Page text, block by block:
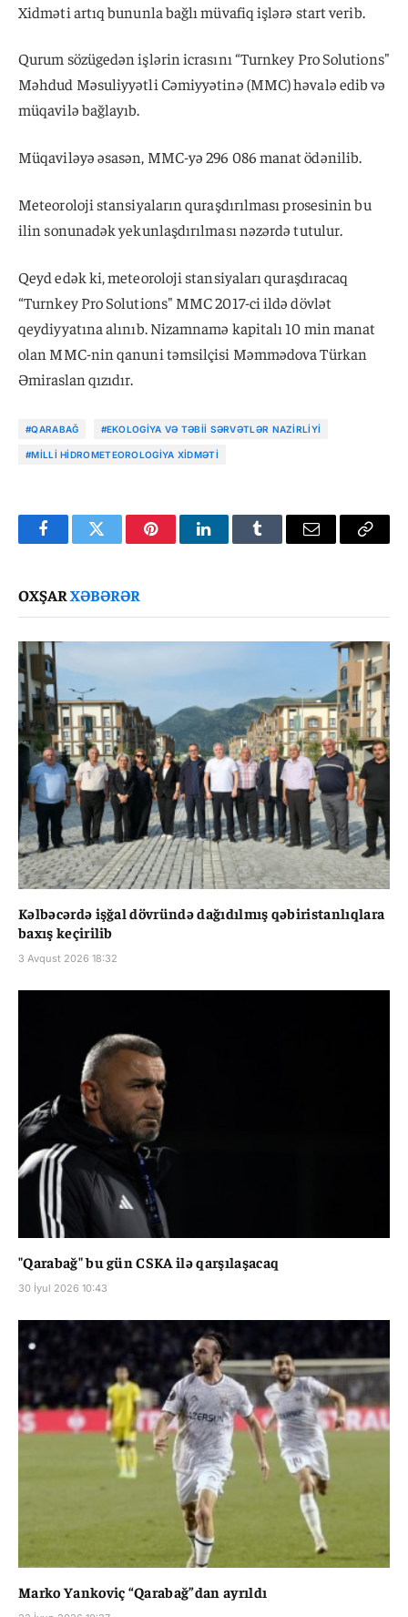
Xidməti artıq bununla bağlı müvafiq işlərə start verib.
Qurum sözügedən işlərin icrasını “Turnkey Pro Solutions"
Məhdud Məsuliyyətli Cəmiyyətinə (MMC) həvalə edib və
müqavilə bağlayıb.
Müqaviləyə əsasən, MMC-yə 296 086 manat ödənilib.
Meteoroloji stansiyaların quraşdırılması prosesinin bu
ilin sonunadək yekunlaşdırılması nəzərdə tutulur.
Qeyd edək ki, meteoroloji stansiyaları quraşdıracaq
“Turnkey Pro Solutions" MMC 2017-ci ildə dövlət
qeydiyyatına alınıb. Nizamnamə kapitalı 10 min manat
olan MMC-nin qanuni təmsilçisi Məmmədova Türkan
Əmiraslan qızıdır.
#QARABAĞ #EKOLOGIYA VƏ TƏBII SƏRVƏTLƏR NAZIRLIYI
#MILLI HIDROMETEOROLOGIYA XIDMƏTI
FacebookTwitter PinterestLinkedInTumblr Email
Copy
OXŞARXƏBƏRƏR
Kəlbəcərdə işğal dövründə dağıdılmış qəbiristanlıqlara
baxış keçirilib
3 Avqust 2026 18:32
"Qarabağ" bu gün CSKA ilə qarşılaşacaq
30 İyul 2026 10:43
Marko Yankoviç “Qarabağ”dan ayrıldı